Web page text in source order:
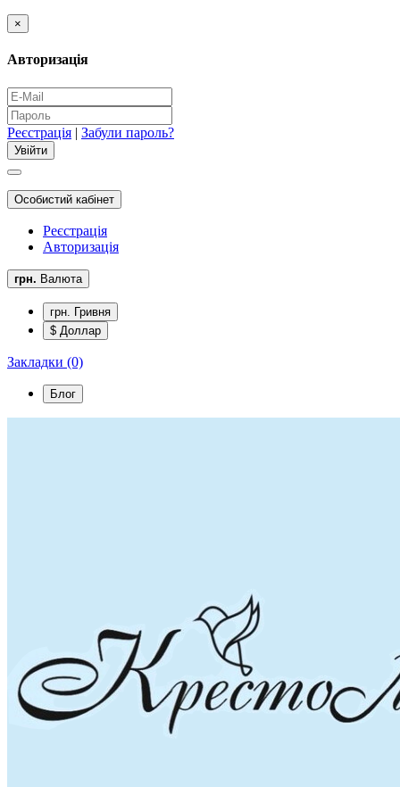
×
Авторизація
Реєстрація | Забули пароль?
Особистий кабінет
Реєстрація
Авторизація
грн. Валюта
грн. Гривня
$ Доллар
Закладки (0)
Блог